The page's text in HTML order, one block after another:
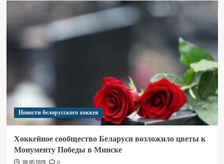
Новости белорусского хоккея
Хоккейное сообщество Беларуси возложило цветы к
Монументу Победы в Минске